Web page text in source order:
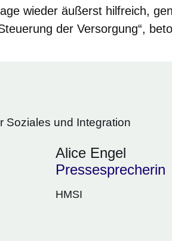
wieder äußerst hilfreich,
der Versorgung“,
Soziales und Integration
Alice Engel
Pressesprecherin
HMSI